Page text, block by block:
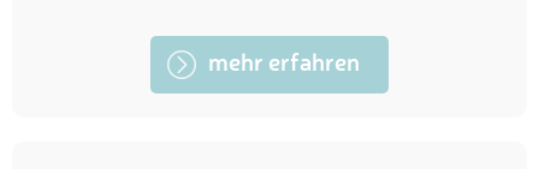
mehr erfahren